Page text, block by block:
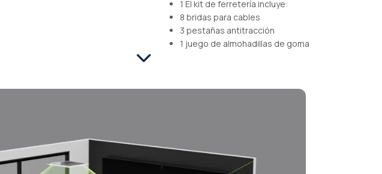
1 El kit de ferretería incluye:
8 bridas para cables
3 pestañas antitracción
1 juego de almohadillas de goma